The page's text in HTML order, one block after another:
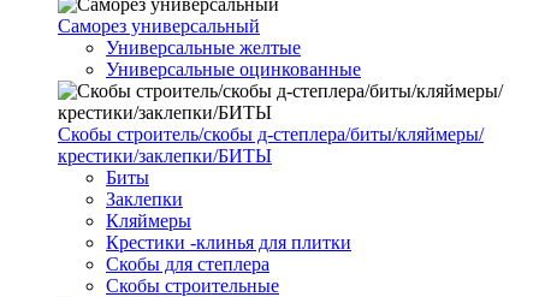
Саморез универсальный
Универсальные желтые
Универсальные оцинкованные
Скобы строитель/скобы д-степлера/биты/кляймеры/
крестики/заклепки/БИТЫ
Биты
Заклепки
Кляймеры
Крестики -клинья для плитки
Скобы для степлера
Скобы строительные